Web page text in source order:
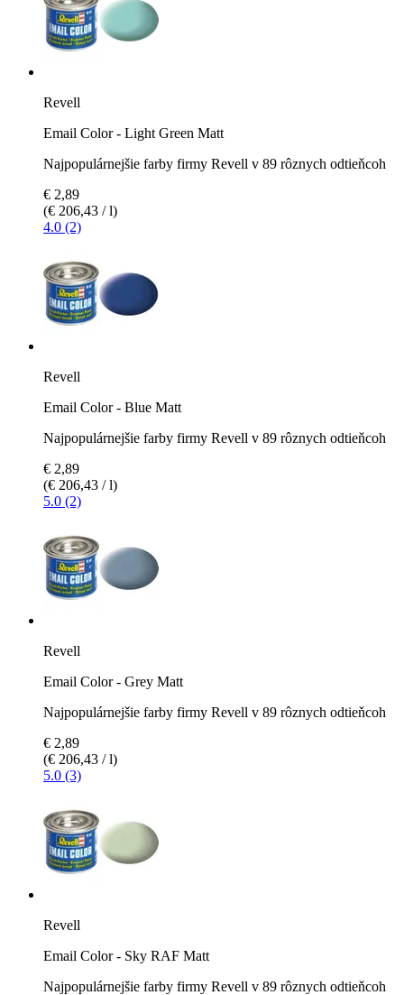
Revell
Email Color - Light Green Matt
Najpopulárnejšie farby firmy Revell v 89 rôznych odtieňcoh
€ 2,89
(€ 206,43 / l)
4.0 (2)
Revell
Email Color - Blue Matt
Najpopulárnejšie farby firmy Revell v 89 rôznych odtieňcoh
€ 2,89
(€ 206,43 / l)
5.0 (2)
Revell
Email Color - Grey Matt
Najpopulárnejšie farby firmy Revell v 89 rôznych odtieňcoh
€ 2,89
(€ 206,43 / l)
5.0 (3)
Revell
Email Color - Sky RAF Matt
Najpopulárnejšie farby firmy Revell v 89 rôznych odtieňcoh